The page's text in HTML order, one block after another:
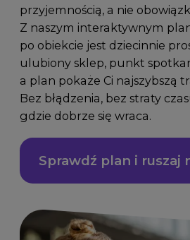
przyjemnością, a nie
Z naszym interaktywnym
po obiekcie jest dziecinnie
ulubiony sklep, punkt
a plan pokaże Ci najszybszą
Bez błądzenia, bez straty
gdzie dobrze się wraca.
Sprawdź plan i ruszaj